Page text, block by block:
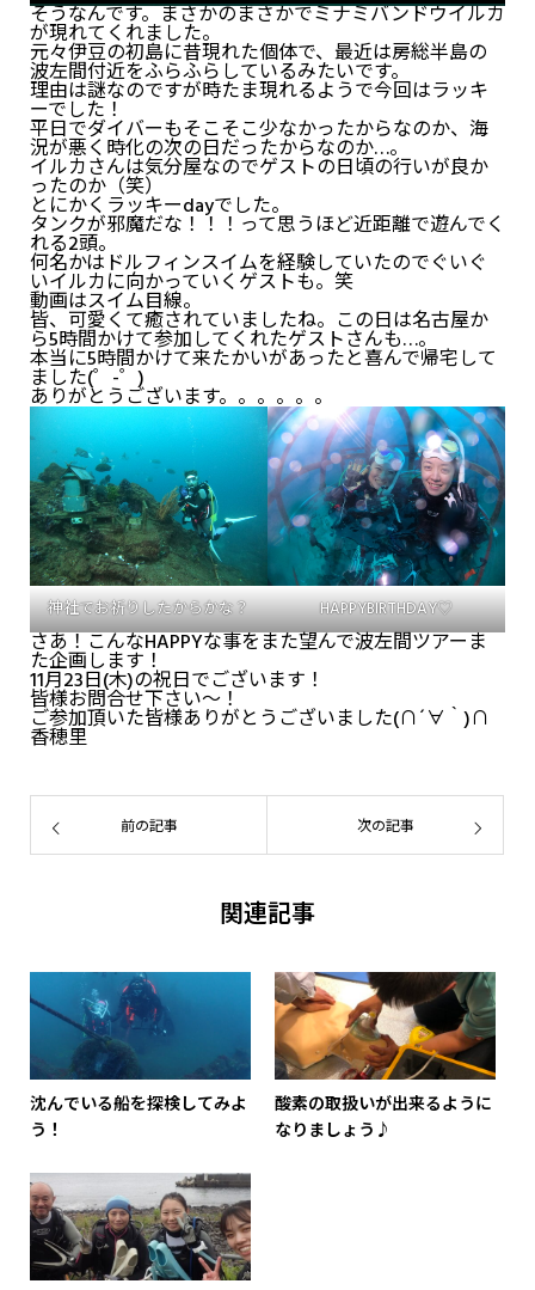
そうなんです。まさかのまさかでミナミバンドウイルカ
が現れてくれました。
元々伊豆の初島に昔現れた個体で、最近は房総半島の
波左間付近をふらふらしているみたいです。
理由は謎なのですが時たま現れるようで今回はラッキ
ーでした！
平日でダイバーもそこそこ少なかったからなのか、海
況が悪く時化の次の日だったからなのか…。
イルカさんは気分屋なのでゲストの日頃の行いが良か
ったのか（笑）
とにかくラッキーdayでした。
タンクが邪魔だな！！！って思うほど近距離で遊んでく
れる2頭。
何名かはドルフィンスイムを経験していたのでぐいぐ
いイルカに向かっていくゲストも。笑
動画はスイム目線。
皆、可愛くて癒されていましたね。この日は名古屋か
ら5時間かけて参加してくれたゲストさんも…。
本当に5時間かけて来たかいがあったと喜んで帰宅して
ました(゜-゜)
ありがとうございます。。。。。。
神社でお祈りしたからかな？ HAPPYBIRTHDAY♡
さあ！こんなHAPPYな事をまた望んで波左間ツアーま
た企画します！
11月23日(木)の祝日でございます！
皆様お問合せ下さい～！
ご参加頂いた皆様ありがとうございました(∩´∀｀)∩
香穂里
前の記事 次の記事
関連記事
沈んでいる船を探検してみよ
う！
酸素の取扱いが出来るように
なりましょう♪